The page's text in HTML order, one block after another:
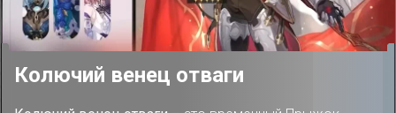
Колючий венец отваги